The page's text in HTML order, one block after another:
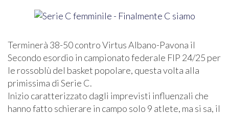
Terminerà 38-50 contro Virtus Albano-Pavona il
Secondo esordio in campionato federale FIP 24/25 per
le rossoblù del basket popolare, questa volta alla
primissima di Serie C.
Inizio caratterizzato dagli imprevisti influenzali che
hanno fatto schierare in campo solo 9 atlete, ma si sa, il